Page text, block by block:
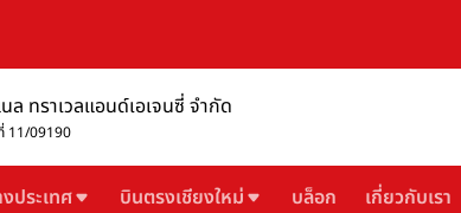
ทราเวลแอนด์เอเจนซี่ จำกัด
11/09190
ประเทศ บินตรงเชียงใหม่ บล็อก เกี่ยวกับเรา